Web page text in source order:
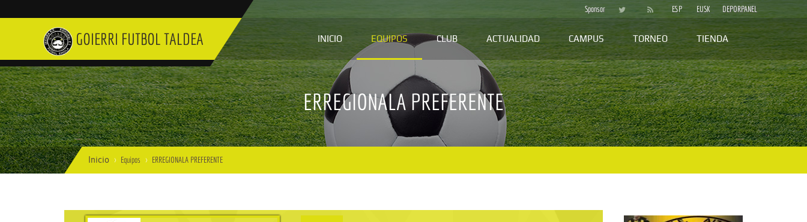
Sponsor ESP EUSK DEPORPANEL
GOIERRI FUTBOL TALDEA INICIO EQUIPOS CLUB ACTUALIDAD CAMPUS TORNEO TIENDA
ERREGIONALA PREFERENTE
Inicio Equipos ERREGIONALA PREFERENTE